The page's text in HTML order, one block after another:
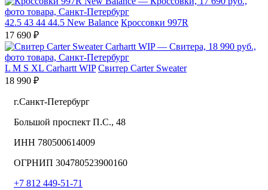
42.5 43 44 44.5 New Balance Кроссовки 997R
17 690 ₽
L M S XL Carhartt WIP Свитер Carter Sweater
18 990 ₽
г.Санкт-Петербург
Большой проспект П.С., 48
ИНН 780500614009
ОГРНИП 304780523900160
+7 812 449-51-71